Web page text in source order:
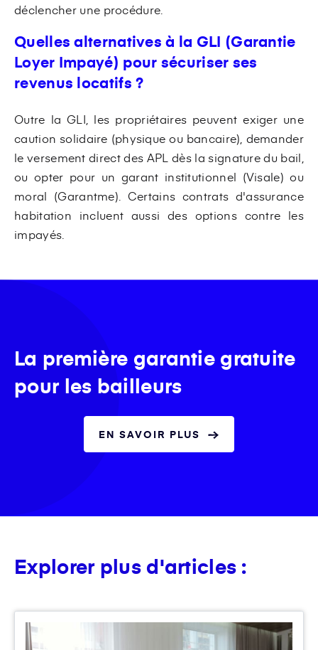
déclencher une procédure.
Quelles alternatives à la GLI (Garantie
Loyer Impayé) pour sécuriser ses
revenus locatifs ?
Outre la GLI, les propriétaires peuvent exiger une
caution solidaire (physique ou bancaire), demander
le versement direct des APL dès la signature du bail,
ou opter pour un garant institutionnel (Visale) ou
moral (Garantme). Certains contrats d'assurance
habitation incluent aussi des options contre les
impayés.
La première garantie gratuite
pour les bailleurs
EN SAVOIR PLUS
Explorer plus d'articles :